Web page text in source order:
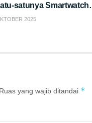
satunya Smartwatch
dengan Daya Tahan
2025
Ruas yang wajib ditandai *